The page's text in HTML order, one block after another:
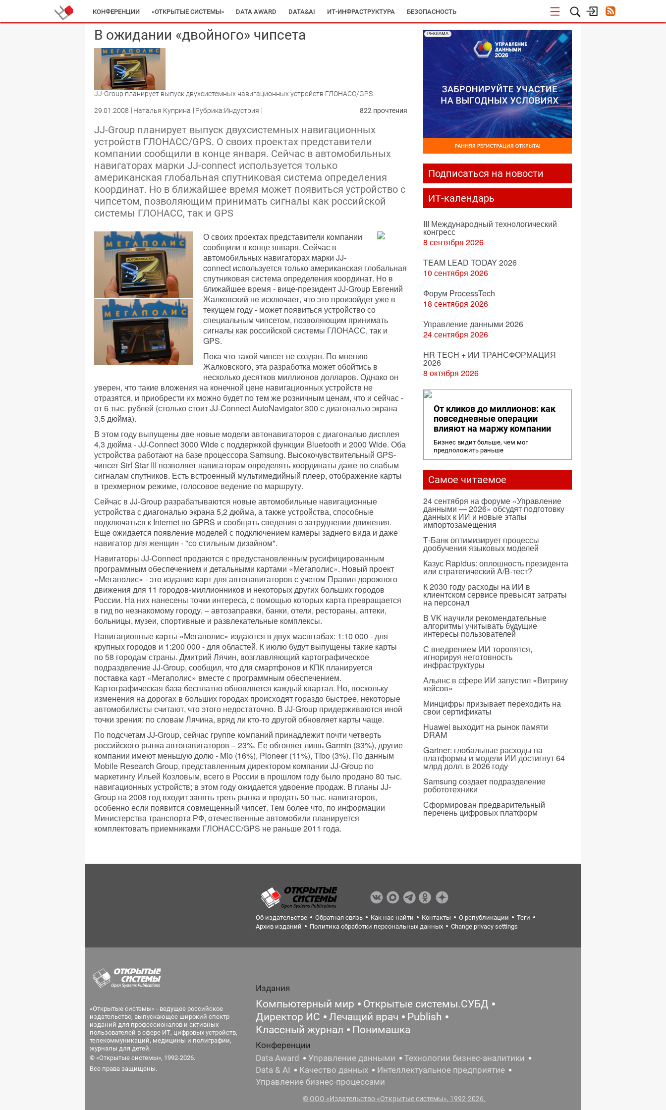
КОНФЕРЕНЦИИ «ОТКРЫТЫЕ СИСТЕМЫ» DATA AWARD DATA&AI ИТ-ИНФРАСТРУКТУРА БЕЗОПАСНОСТЬ
В ожидании «двойного» чипсета
JJ-Group планирует выпуск двухсистемных навигационных устройств ГЛОНАСС/GPS
29.01.2008 Наталья Куприна Рубрика:Индустрия 822 прочтения
JJ-Group планирует выпуск двухсистемных навигационных
устройств ГЛОНАСС/GPS. О своих проектах представители
компании сообщили в конце января. Сейчас в автомобильных
навигаторах марки JJ-connect используется только
американская глобальная спутниковая система определения
координат. Но в ближайшее время может появиться устройство с
чипсетом, позволяющим принимать сигналы как российской
системы ГЛОНАСС, так и GPS
О своих проектах представители компании
сообщили в конце января. Сейчас в
автомобильных навигаторах марки JJ-
connect используется только американская глобальная
спутниковая система определения координат. Но в
ближайшее время - вице-президент JJ-Group Евгений
Жалковский не исключает, что это произойдет уже в
текущем году - может появиться устройство со
специальным чипсетом, позволяющим принимать
сигналы как российской системы ГЛОНАСС, так и
GPS.
Пока что такой чипсет не создан. По мнению
Жалковского, эта разработка может обойтись в
несколько десятков миллионов долларов. Однако он
уверен, что такие вложения на конечной цене навигационных устройств не
отразятся, и приобрести их можно будет по тем же розничным ценам, что и сейчас -
от 6 тыс. рублей (столько стоит JJ-Connect AutoNavigator 300 с диагональю экрана
3,5 дюйма).
В этом году выпущены две новые модели автонавигаторов с диагональю дисплея
4,3 дюйма - JJ-Connect 3000 Wide с поддержкой функции Bluetooth и 2000 Wide. Оба
устройства работают на базе процессора Samsung. Высокочувствительный GPS-
чипсет Sirf Star III позволяет навигаторам определять координаты даже по слабым
сигналам спутников. Есть встроенный мультимедийный плеер, отображение карты
в трехмерном режиме, голосовое ведение по маршруту.
Сейчас в JJ-Group разрабатываются новые автомобильные навигационные
устройства с диагональю экрана 5,2 дюйма, а также устройства, способные
подключаться к Internet по GPRS и сообщать сведения о затруднении движения.
Еще ожидается появление моделей с подключением камеры заднего вида и даже
навигатор для женщин - "со стильным дизайном".
Навигаторы JJ-Connect продаются с предустановленным русифицированным
программным обеспечением и детальными картами «Мегаполис». Новый проект
«Мегаполис» - это издание карт для автонавигаторов с учетом Правил дорожного
движения для 11 городов-миллионников и некоторых других больших городов
России. На них нанесены точки интереса, с помощью которых карта превращается
в гид по незнакомому городу, – автозаправки, банки, отели, рестораны, аптеки,
больницы, музеи, спортивные и развлекательные комплексы.
Навигационные карты «Мегаполис» издаются в двух масштабах: 1:10 000 - для
крупных городов и 1:200 000 - для областей. К июлю будут выпущены такие карты
по 58 городам страны. Дмитрий Лячин, возглавляющий картографическое
подразделение JJ-Group, сообщил, что для смартфонов и КПК планируется
поставка карт «Мегаполис» вместе с программным обеспечением.
Картографическая база бесплатно обновляется каждый квартал. Но, поскольку
изменения на дорогах в больших городах происходят гораздо быстрее, некоторые
автомобилисты считают, что этого недостаточно. В JJ-Group придерживаются иной
точки зрения: по словам Лячина, вряд ли кто-то другой обновляет карты чаще.
По подсчетам JJ-Group, сейчас группе компаний принадлежит почти четверть
российского рынка автонавигаторов – 23%. Ее обгоняет лишь Garmin (33%), другие
компании имеют меньшую долю - Mio (16%), Pioneer (11%), Tibo (3%). По данным
Mobile Research Group, представленным директором компании JJ-Group по
маркетингу Ильей Козловым, всего в России в прошлом году было продано 80 тыс.
навигационных устройств; в этом году ожидается удвоение продаж. В планы JJ-
Group на 2008 год входит занять треть рынка и продать 50 тыс. навигаторов,
особенно если появится совмещенный чипсет. Тем более что, по информации
Министерства транспорта РФ, отечественные автомобили планируется
комплектовать приемниками ГЛОНАСС/GPS не раньше 2011 года.
РЕКЛАМА
Подписаться на новости
ИТ-календарь
III Международный технологический
конгресс
8 сентября 2026
TEAM LEAD TODAY 2026
10 сентября 2026
Форум ProcessTech
18 сентября 2026
Управление данными 2026
24 сентября 2026
HR TECH + ИИ ТРАНСФОРМАЦИЯ
2026
8 октября 2026
От кликов до миллионов: как
повседневные операции
влияют на маржу компании
Бизнес видит больше, чем мог
предположить раньше
Самое читаемое
24 сентября на форуме «Управление
данными — 2026» обсудят подготовку
данных к ИИ и новые этапы
импортозамещения
Т-Банк оптимизирует процессы
дообучения языковых моделей
Казус Rapidus: оплошность президента
или стратегический A/B-тест?
К 2030 году расходы на ИИ в
клиентском сервисе превысят затраты
на персонал
В VK научили рекомендательные
алгоритмы учитывать будущие
интересы пользователей
С внедрением ИИ торопятся,
игнорируя неготовность
инфраструктуры
Альянс в сфере ИИ запустил «Витрину
кейсов»
Минцифры призывает переходить на
свои сертификаты
Huawei выходит на рынок памяти
DRAM
Gartner: глобальные расходы на
платформы и модели ИИ достигнут 64
млрд долл. в 2026 году
Samsung создает подразделение
робототехники
Сформирован предварительный
перечень цифровых платформ
Об издательстве Обратная связь Как нас найти Контакты О републикации
Теги
Архив изданий
Политика обработки персональных данных Change privacy settings
«Открытые системы» - ведущее российское
издательство, выпускающее широкий спектр
изданий для профессионалов и активных
пользователей в сфере ИТ, цифровых устройств,
телекоммуникаций, медицины и полиграфии,
журналы для детей.
© «Открытые системы», 1992-2026.
Все права защищены.
Издания
Компьютерный мир
Открытые системы.СУБД
Директор ИС
Лечащий врач
Publish
Классный журнал
Понимашка
Конференции
Data Award
Управление данными
Технологии бизнес-аналитики
Data & AI
Качество данных
Интеллектуальное предприятие
Управление бизнес-процессами
© ООО «Издательство «Открытые системы», 1992-2026.